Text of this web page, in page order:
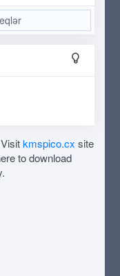
kmspico.cx site
to download